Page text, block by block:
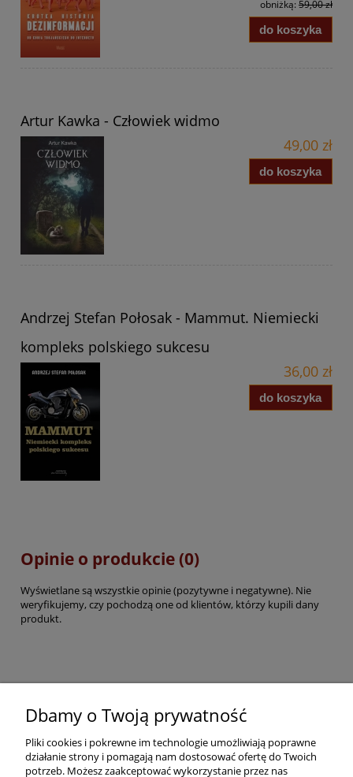
obniżką: 59,00 zł
do koszyka
Artur Kawka - Człowiek widmo
49,00 zł
do koszyka
Andrzej Stefan Połosak - Mammut. Niemiecki
kompleks polskiego sukcesu
36,00 zł
do koszyka
Opinie o produkcie (0)
Wyświetlane są wszystkie opinie (pozytywne i negatywne). Nie
weryfikujemy, czy pochodzą one od klientów, którzy kupili dany
produkt.
Pomoc
Dostawa
Dbamy o Twoją prywatność
Pliki cookies i pokrewne im technologie umożliwiają poprawne
działanie strony i pomagają nam dostosować ofertę do Twoich
potrzeb. Możesz zaakceptować wykorzystanie przez nas